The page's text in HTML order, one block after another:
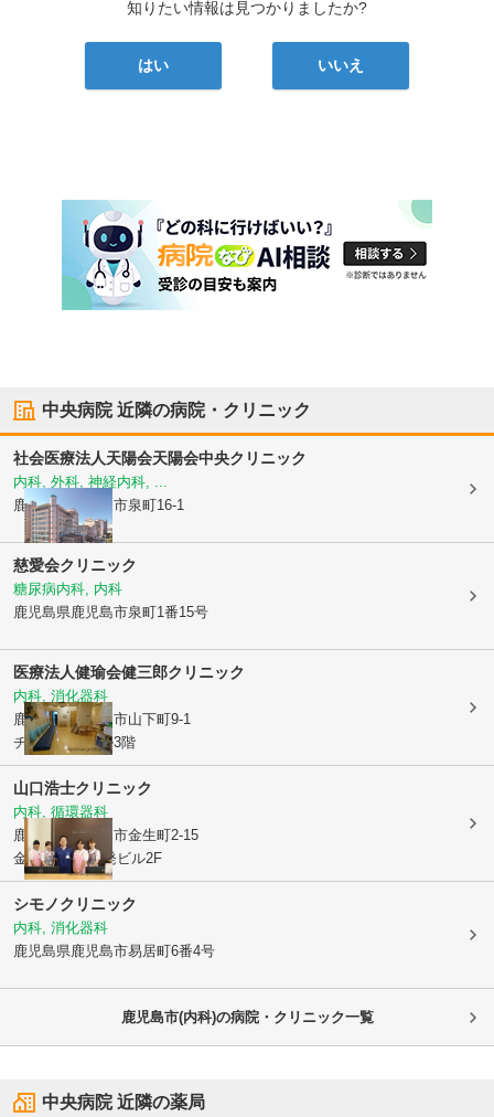
知りたい情報は見つかりましたか?
はい いいえ
中央病院近隣の病院・クリニック
社会医療法人天陽会天陽会中央クリニック
内科, 外科, 神経内科, ...
鹿児島県鹿児島市泉町16-1
慈愛会クリニック
糖尿病内科, 内科
鹿児島県鹿児島市泉町1番15号
医療法人健瑜会健三郎クリニック
内科, 消化器科
鹿児島県鹿児島市山下町9-1
チャイムズビル3階
山口浩士クリニック
内科, 循環器科
鹿児島県鹿児島市金生町2-15
金生町MBC開発ビル2F
シモノクリニック
内科, 消化器科
鹿児島県鹿児島市易居町6番4号
鹿児島市(内科)の病院・クリニック一覧
中央病院近隣の薬局